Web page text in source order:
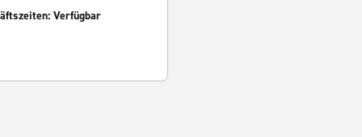
Verfügbar